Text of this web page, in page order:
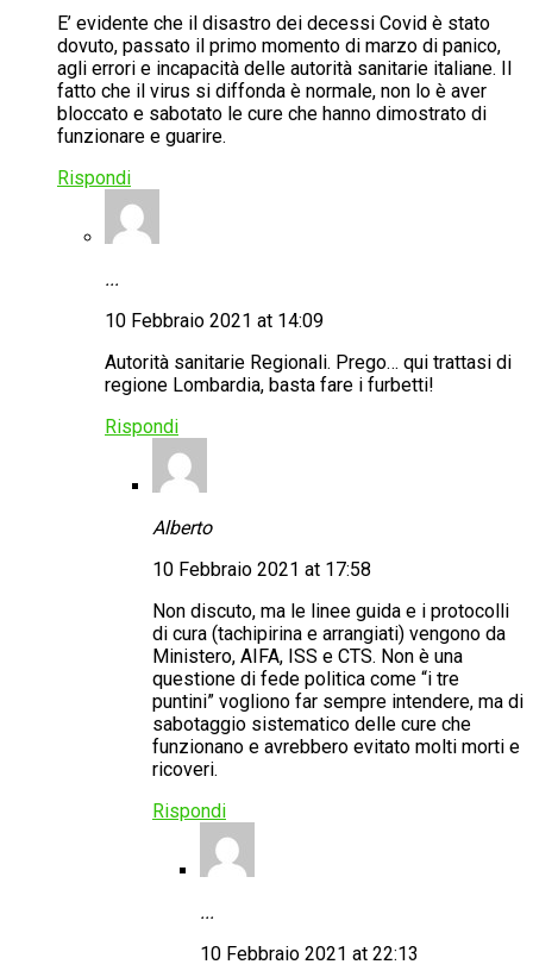
E’ evidente che il disastro dei decessi Covid è stato
dovuto, passato il primo momento di marzo di panico,
agli errori e incapacità delle autorità sanitarie italiane. Il
fatto che il virus si diffonda è normale, non lo è aver
bloccato e sabotato le cure che hanno dimostrato di
funzionare e guarire.
Rispondi
...
10 Febbraio 2021 at 14:09
Autorità sanitarie Regionali. Prego… qui trattasi di
regione Lombardia, basta fare i furbetti!
Rispondi
Alberto
10 Febbraio 2021 at 17:58
Non discuto, ma le linee guida e i protocolli
di cura (tachipirina e arrangiati) vengono da
Ministero, AIFA, ISS e CTS. Non è una
questione di fede politica come “i tre
puntini” vogliono far sempre intendere, ma di
sabotaggio sistematico delle cure che
funzionano e avrebbero evitato molti morti e
ricoveri.
Rispondi
...
10 Febbraio 2021 at 22:13